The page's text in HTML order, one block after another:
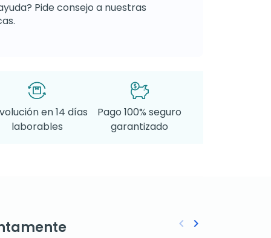
Pide consejo a nuestras
en 14 días
laborables
Pago 100% seguro
garantizado
Anterior
keyboard_arrow_left Siguiente
keyboard_arrow_right